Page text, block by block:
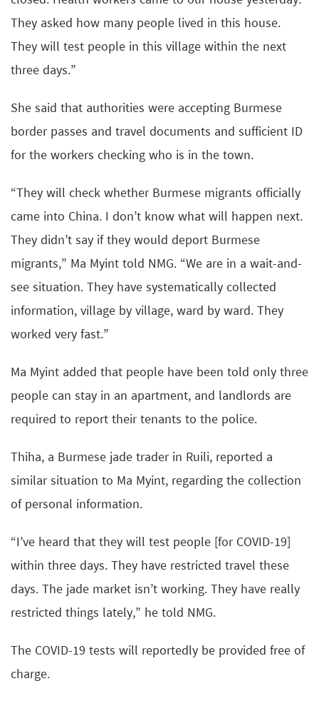
They asked how many people lived in this house.
They will test people in this village within the next
three days.”
She said that authorities were accepting Burmese
border passes and travel documents and sufficient ID
for the workers checking who is in the town.
“They will check whether Burmese migrants officially
came into China. I don’t know what will happen next.
They didn’t say if they would deport Burmese
migrants,” Ma Myint told NMG. “We are in a wait-and-
see situation. They have systematically collected
information, village by village, ward by ward. They
worked very fast.”
Ma Myint added that people have been told only three
people can stay in an apartment, and landlords are
required to report their tenants to the police.
Thiha, a Burmese jade trader in Ruili, reported a
similar situation to Ma Myint, regarding the collection
of personal information.
“I’ve heard that they will test people [for COVID-19]
within three days. They have restricted travel these
days. The jade market isn’t working. They have really
restricted things lately,” he told NMG.
The COVID-19 tests will reportedly be provided free of
charge.